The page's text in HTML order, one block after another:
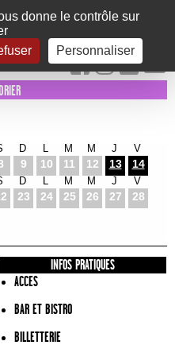
donne le contrôle sur
Personnaliser
KIDS EXPOS EVENTS
D
9 10
M
11
M
12
J
13
V
14
D
23 24
M
25
M
26
J
27
V
28
INFOS PRATIQUES
ACCES
BAR ET BISTRO
BILLETTERIE